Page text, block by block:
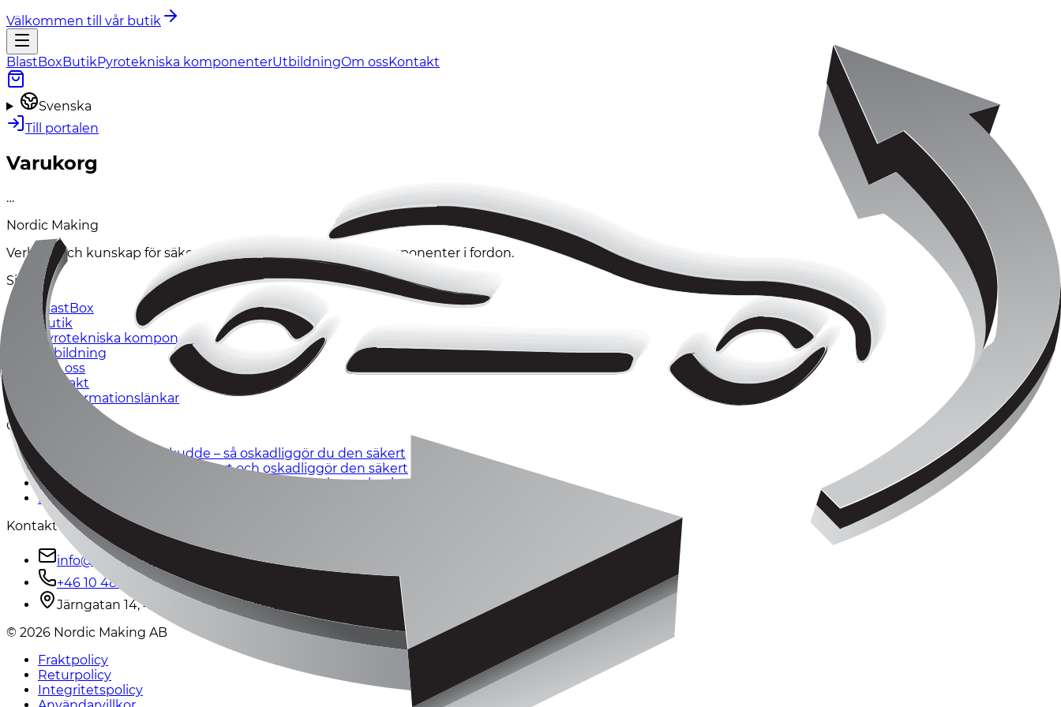
Välkommen till vår butik
BlastBoxButikPyrotekniska komponenterUtbildningOm ossKontakt
Svenska
Till portalen
Varukorg
…
Nordic Making
Verktyg och kunskap för säker hantering av pyrotekniska komponenter i fordon.
Sidor
BlastBox
Butik
Pyrotekniska komponenter
Utbildning
Om oss
Kontakt
PU informationslänkar
Guider
Skrota bil med krockkudde – så oskadliggör du den säkert
Bältessträckare – så tar du bort och oskadliggör den säkert
Farligt avfall vid bilskrotning – krockkuddar och regelverket
Krockkuddar i verkstad – säker hantering vid byte
Kontakt
info@nordicmaking.se
+46 10 489 02 90
Järngatan 14, 432 32 Varberg, Sverige
© 2026 Nordic Making AB
Fraktpolicy
Returpolicy
Integritetspolicy